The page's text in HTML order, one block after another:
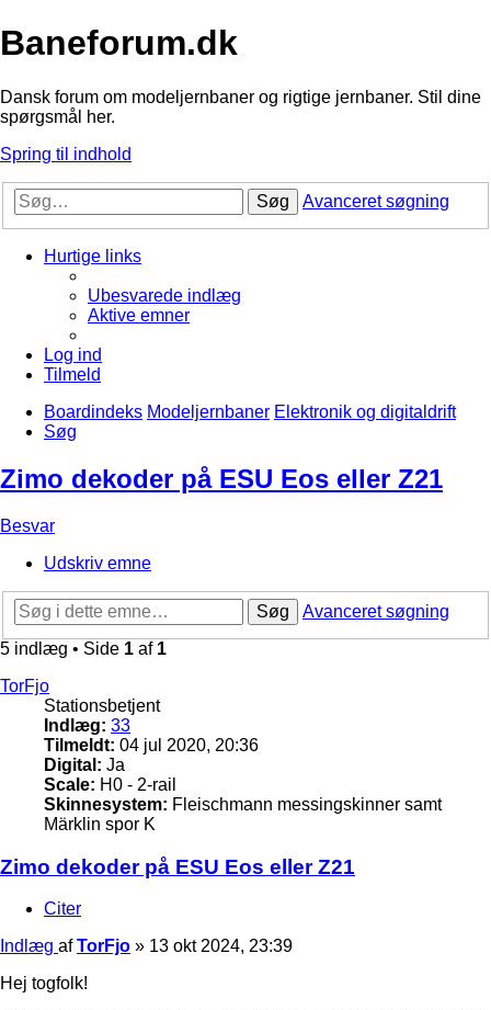
Baneforum.dk
Dansk forum om modeljernbaner og rigtige jernbaner. Stil dine
spørgsmål her.
Spring til indhold
Søg Avanceret søgning
Hurtige links
Ubesvarede indlæg
Aktive emner
Log ind
Tilmeld
Boardindeks Modeljernbaner Elektronik og digitaldrift
Søg
Zimo dekoder på ESU Eos eller Z21
Besvar
Udskriv emne
Søg
Avanceret søgning
5 indlæg • Side 1 af 1
TorFjo
Stationsbetjent
Indlæg: 33
Tilmeldt: 04 jul 2020, 20:36
Digital: Ja
Scale: H0 - 2-rail
Skinnesystem: Fleischmann messingskinner samt
Märklin spor K
Zimo dekoder på ESU Eos eller Z21
Citer
Indlæg afTorFjo » 13 okt 2024, 23:39
Hej togfolk!